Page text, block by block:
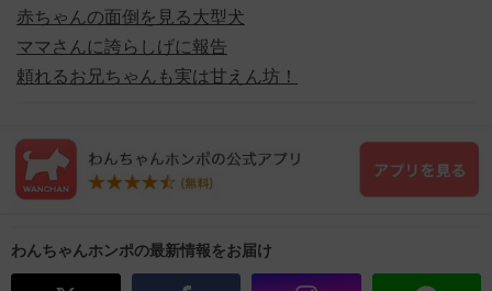
赤ちゃんの面倒を見る大型犬
ママさんに誇らしげに報告
頼れるお兄ちゃんも実は甘えん坊！
わんちゃんホンポの最新情報をお届け